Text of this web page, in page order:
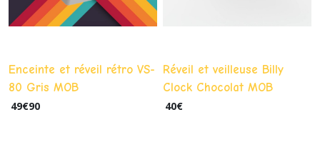
Enceinte et réveil rétro VS-
80 Gris MOB
49€90
Réveil et veilleuse Billy
Clock Chocolat MOB
40€